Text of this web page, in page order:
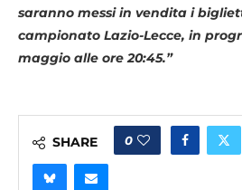
saranno messi in vendita i
campionato Lazio-Lecce, in
maggio alle ore 20:45.”
SHARE 0